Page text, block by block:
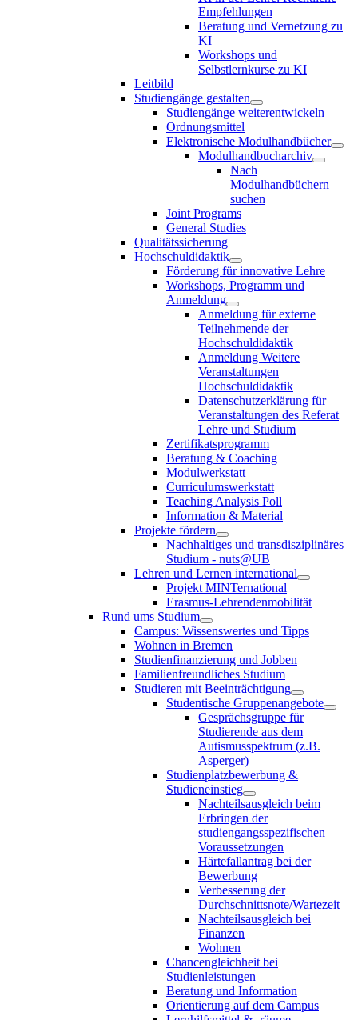
Empfehlungen
Beratung und Vernetzung zu
KI
Workshops und
Selbstlernkurse zu KI
Leitbild
Studiengänge gestalten
Studiengänge weiterentwickeln
Ordnungsmittel
Elektronische Modulhandbücher
Modulhandbucharchiv
Nach
Modulhandbüchern
suchen
Joint Programs
General Studies
Qualitätssicherung
Hochschuldidaktik
Förderung für innovative Lehre
Workshops, Programm und
Anmeldung
Anmeldung für externe
Teilnehmende der
Hochschuldidaktik
Anmeldung Weitere
Veranstaltungen
Hochschuldidaktik
Datenschutzerklärung für
Veranstaltungen des Referat
Lehre und Studium
Zertifikatsprogramm
Beratung & Coaching
Modulwerkstatt
Curriculumswerkstatt
Teaching Analysis Poll
Information & Material
Projekte fördern
Nachhaltiges und transdisziplinäres
Studium - nuts@UB
Lehren und Lernen international
Projekt MINTernational
Erasmus-Lehrendenmobilität
Rund ums Studium
Campus: Wissenswertes und Tipps
Wohnen in Bremen
Studienfinanzierung und Jobben
Familienfreundliches Studium
Studieren mit Beeinträchtigung
Studentische Gruppenangebote
Gesprächsgruppe für
Studierende aus dem
Autismusspektrum (z.B.
Asperger)
Studienplatzbewerbung &
Studieneinstieg
Nachteilsausgleich beim
Erbringen der
studiengangsspezifischen
Voraussetzungen
Härtefallantrag bei der
Bewerbung
Verbesserung der
Durchschnittsnote/Wartezeit
Nachteilsausgleich bei
Finanzen
Wohnen
Chancengleichheit bei
Studienleistungen
Beratung und Information
Orientierung auf dem Campus